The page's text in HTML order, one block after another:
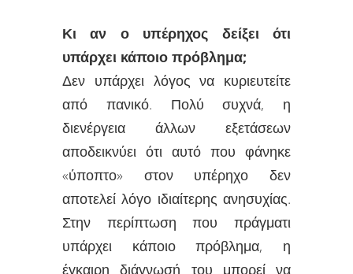
Κι αν ο υπέρηχος δείξει ότι
υπάρχει κάποιο πρόβλημα;
Δεν υπάρχει λόγος να κυριευτείτε
από πανικό. Πολύ συχνά, η
διενέργεια άλλων εξετάσεων
αποδεικνύει ότι αυτό που φάνηκε
«ύποπτο» στον υπέρηχο δεν
αποτελεί λόγο ιδιαίτερης ανησυχίας.
Στην περίπτωση που πράγματι
υπάρχει κάποιο πρόβλημα, η
έγκαιρη διάγνωσή του μπορεί να